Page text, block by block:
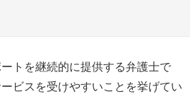
トを継続的に提供する弁護士で
ビスを受けやすいことを挙げてい